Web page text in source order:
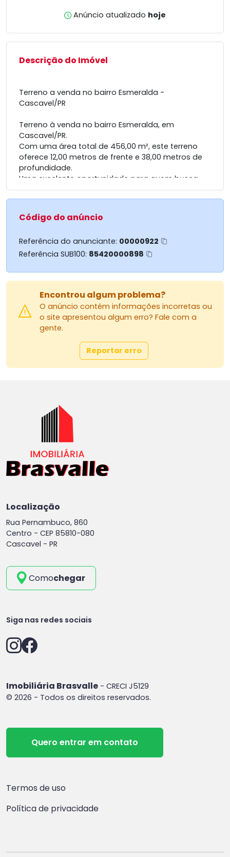
Anúncio atualizado hoje
Descrição do Imóvel
Terreno a venda no bairro Esmeralda -
Cascavel/PR
Terreno à venda no bairro Esmeralda, em
Cascavel/PR.
Com uma área total de 456,00 m², este terreno
oferece 12,00 metros de frente e 38,00 metros de
profundidade.
Uma excelente oportunidade para quem busca
um espaço para construir e investir.
Código do anúncio
Referência do anunciante: 00000922
Referência SUB100: 85420000898
Encontrou algum problema?
O anúncio contém informações incorretas ou
o site apresentou algum erro? Fale com a
gente.
Reportar erro
Localização
Rua Pernambuco, 860
Centro - CEP 85810-080
Cascavel - PR
Comochegar
Siga nas redes sociais
Imobiliária Brasvalle - CRECI J5129
© 2026 - Todos os direitos reservados.
Quero entrar em contato
Termos de uso
Política de privacidade